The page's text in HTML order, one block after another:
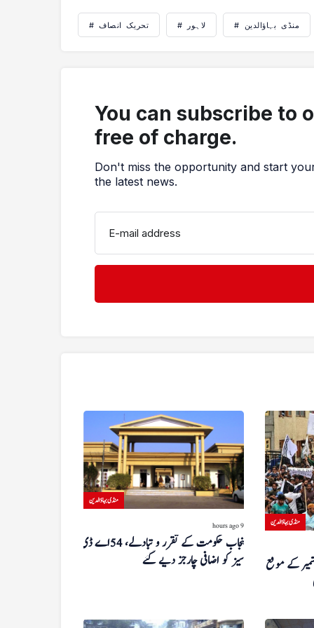
# تحریک انصاف # لاہور # منڈی بہاؤالدین
You can subscribe to
free of charge.
Don't miss the opportunity and start
the latest news.
E-mail address
منڈی بہاؤالدین
9 hours ago
پنجاب حکومت کے تقرر و تبادلے، 54 اے ڈی
سیز کو اضافی چارجز دیے گئے
منڈی بہاؤالدین
کے موقع پر